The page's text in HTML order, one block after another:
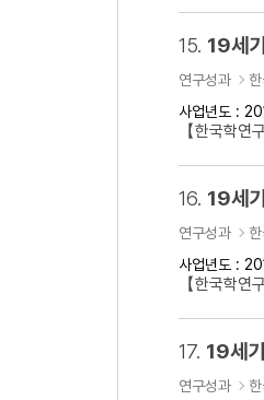
15. 19세
연구성과
사업년도 :
【한국학
16. 19세
연구성과
사업년도 :
【한국학
17. 19세
연구성과